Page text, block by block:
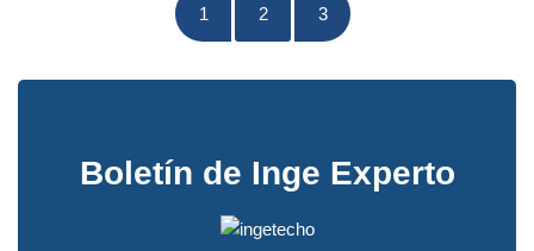
1 2 3
Boletín de Inge Experto